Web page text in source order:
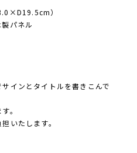
）
パネル
インとタイトルを書きこんで
。
いたします。